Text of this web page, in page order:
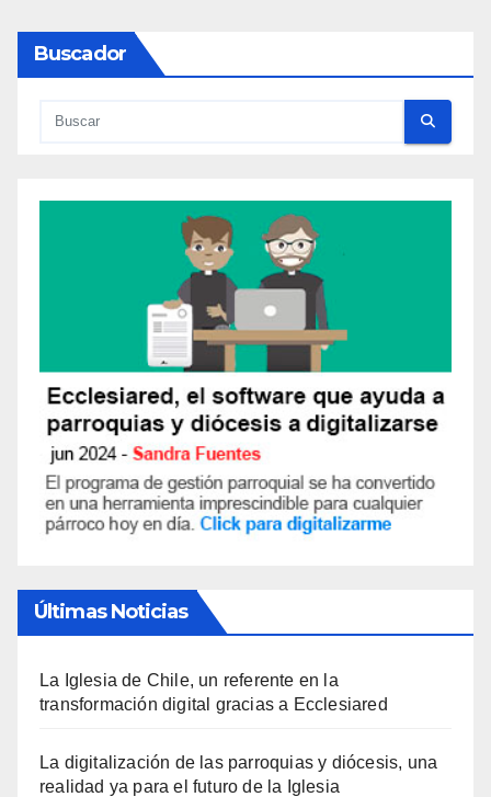
Buscador
Últimas Noticias
La Iglesia de Chile, un referente en la
transformación digital gracias a Ecclesiared
La digitalización de las parroquias y diócesis, una
realidad ya para el futuro de la Iglesia